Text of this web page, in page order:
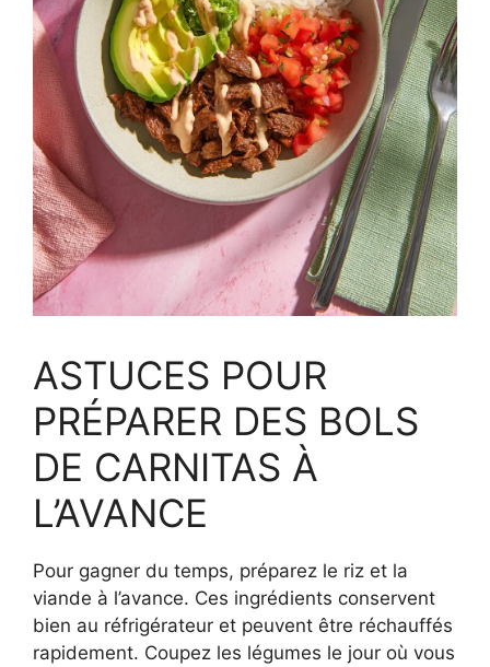
ASTUCES POUR
PRÉPARER DES BOLS
DE CARNITAS À
L’AVANCE
Pour gagner du temps, préparez le riz et la
viande à l’avance. Ces ingrédients conservent
bien au réfrigérateur et peuvent être réchauffés
rapidement. Coupez les légumes le jour où vous